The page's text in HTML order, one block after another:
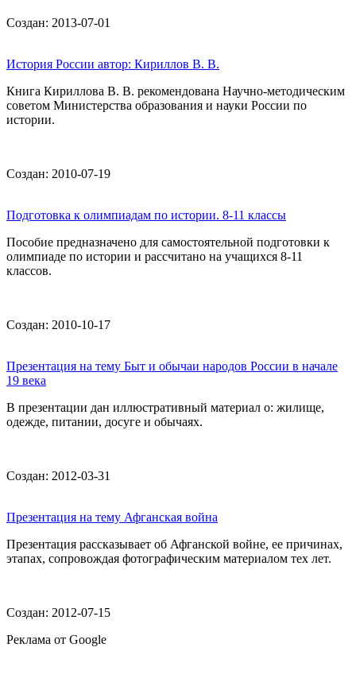
Создан: 2013-07-01
История России автор: Кириллов В. В.
Книга Кириллова В. В. рекомендована Научно-методическим
советом Министерства образования и науки России по
истории.
Создан: 2010-07-19
Подготовка к олимпиадам по истории. 8-11 классы
Пособие предназначено для самостоятельной подготовки к
олимпиаде по истории и рассчитано на учащихся 8-11
классов.
Создан: 2010-10-17
Презентация на тему Быт и обычаи народов России в начале
19 века
В презентации дан иллюстративный материал о: жилище,
одежде, питании, досуге и обычаях.
Создан: 2012-03-31
Презентация на тему Афганская война
Презентация рассказывает об Афганской войне, ее причинах,
этапах, сопровождая фотографическим материалом тех лет.
Создан: 2012-07-15
Реклама от Google